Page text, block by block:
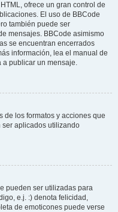
ofrece un gran control de
El uso de BBCode
también puede ser
mensajes. BBCode asimismo
se encuentran encerrados
información, lea el manual de
a publicar un mensaje.
de los formatos y acciones que
aplicados utilizando
pueden ser utilizadas para
e.j. :) denota felicidad,
de emoticones puede verse